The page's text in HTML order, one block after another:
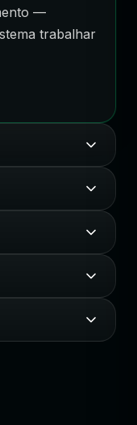
—
trabalhar